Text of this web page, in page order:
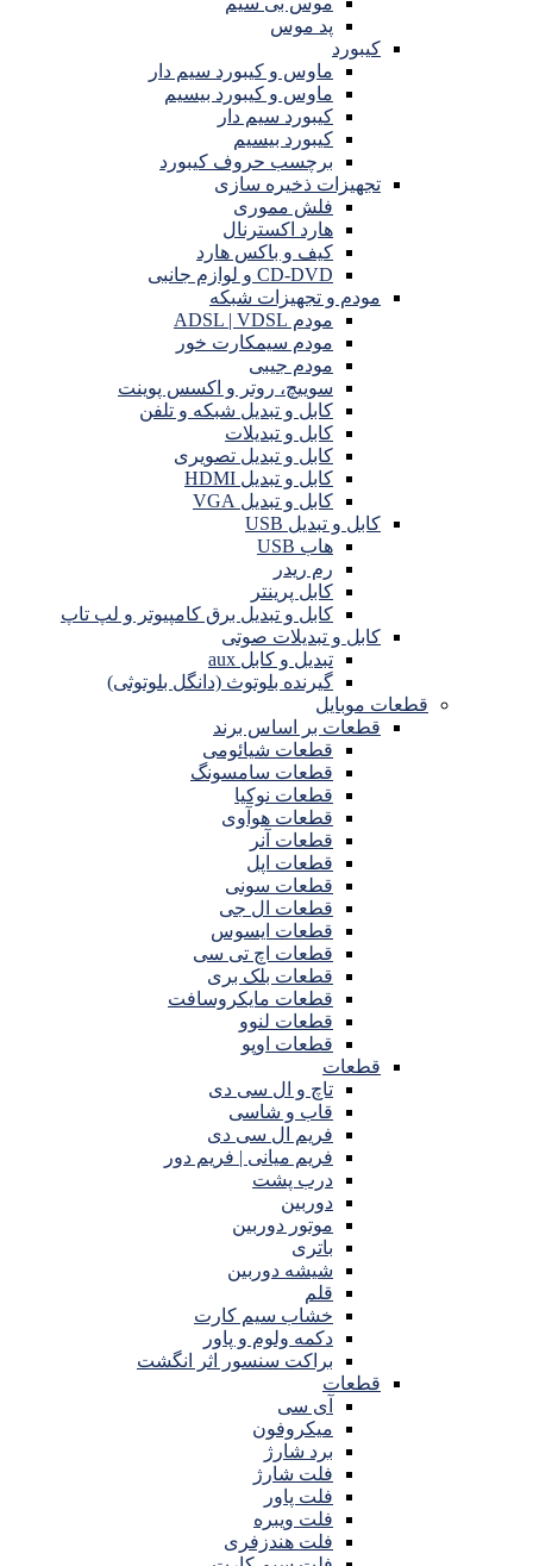
پد موس
کیبورد
ماوس و کیبورد سیم دار
ماوس و کیبورد بیسیم
کیبورد سیم دار
کیبورد بیسیم
برچسب حروف کیبورد
تجهیزات ذخیره سازی
فلش مموری
هارد اکسترنال
کیف و باکس هارد
CD-DVD و لوازم جانبی
مودم و تجهیزات شبکه
مودم ADSL | VDSL
مودم سیمکارت خور
مودم جیبی
سوییچ، روتر و اکسس پوینت
کابل و تبدیل شبکه و تلفن
کابل و تبدیلات
کابل و تبدیل تصویری
کابل و تبدیل HDMI
کابل و تبدیل VGA
کابل و تبدیل USB
هاب USB
رم ریدر
کابل پرینتر
کابل و تبدیل برق کامپیوتر و لپ تاپ
کابل و تبدیلات صوتی
تبدیل و کابل aux
گیرنده بلوتوث (دانگل بلوتوثی)
قطعات موبایل
قطعات بر اساس برند
قطعات شیائومی
قطعات سامسونگ
قطعات نوکیا
قطعات هوآوی
قطعات آنر
قطعات اپل
قطعات سونی
قطعات ال جی
قطعات ایسوس
قطعات اچ تی سی
قطعات بلک بری
قطعات مایکروسافت
قطعات لنوو
قطعات اوپو
قطعات
تاچ و ال سی دی
قاب و شاسی
فریم ال سی دی
فریم میانی | فریم دور
درب پشت
دوربین
موتور دوربین
باتری
شیشه دوربین
قلم
خشاب سیم کارت
دکمه ولوم و پاور
براکت سنسور اثر انگشت
قطعات
آی سی
میکروفون
برد شارژ
فلت شارژ
فلت پاور
فلت ویبره
فلت هندزفری